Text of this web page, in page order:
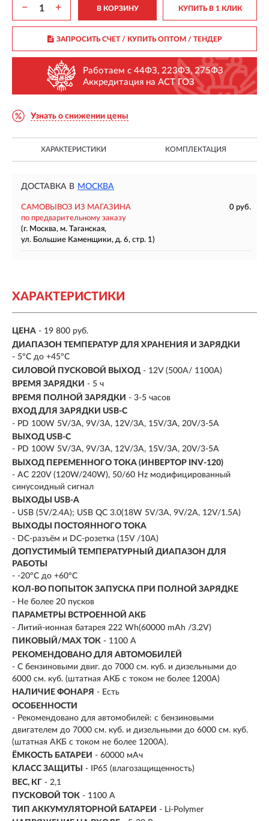
− + В КОРЗИНУ КУПИТЬ В 1 КЛИК
ЗАПРОСИТЬ СЧЕТ / КУПИТЬ ОПТОМ/ ТЕНДЕР
Работаем с 44ФЗ, 223ФЗ, 275ФЗ
Аккредитация на АСТ ГОЗ
Узнать о снижении цены
ХАРАКТЕРИСТИКИ КОМПЛЕКТАЦИЯ
ДОСТАВКА В МОСКВА
САМОВЫВОЗ ИЗ МАГАЗИНА
0 руб.
по предварительному заказу
(г. Москва, м. Таганская,
ул. Большие Каменщики, д. 6, стр. 1)
ХАРАКТЕРИСТИКИ
ЦЕНА - 19 800 руб.
ДИАПАЗОН ТЕМПЕРАТУР ДЛЯ ХРАНЕНИЯ И ЗАРЯДКИ
- 5ºС до +45ºС
CИЛОВОЙ ПУСКОВОЙ ВЫХОД - 12V (500A/ 1100A)
ВРЕМЯ ЗАРЯДКИ - 5 ч
ВРЕМЯ ПОЛНОЙ ЗАРЯДКИ - 3-5 часов
ВХОД ДЛЯ ЗАРЯДКИ USB-C
- PD 100W 5V/3A, 9V/3A, 12V/3A, 15V/3A, 20V/3-5A
ВЫХОД USB-С
- PD 100W 5V/3A, 9V/3A, 12V/3A, 15V/3A, 20V/3-5A
ВЫХОД ПЕРЕМЕННОГО ТОКА (ИНВЕРТОР INV-120)
- AC 220V (120W/240W), 50/60 Hz модифицированный
синусоидный сигнал
ВЫХОДЫ USB-A
- USB (5V/2.4A); USB QC 3.0(18W 5V/3А, 9V/2A, 12V/1.5A)
ВЫХОДЫ ПОСТОЯННОГО ТОКА
- DC-разъём и DС-розетка (15V /10A)
ДОПУСТИМЫЙ ТЕМПЕРАТУРНЫЙ ДИАПАЗОН ДЛЯ
РАБОТЫ
- -20ºС до +60ºС
КОЛ-ВО ПОПЫТОК ЗАПУСКА ПРИ ПОЛНОЙ ЗАРЯДКЕ
- Не более 20 пусков
ПАРАМЕТРЫ ВСТРОЕННОЙ АКБ
- Литий-ионная батарея 222 Wh(60000 mAh /3.2V)
ПИКОВЫЙ/MAX ТОК - 1100 A
РЕКОМЕНДОВАНО ДЛЯ АВТОМОБИЛЕЙ
- С бензиновыми двиг. до 7000 см. куб. и дизельными до
6000 см. куб. (штатная АКБ с током не более 1200A)
НАЛИЧИЕ ФОНАРЯ - Есть
ОСОБЕННОСТИ
- Рекомендовано для автомобилей: с бензиновыми
двигателем до 7000 см. куб. и дизельными до 6000 см. куб.
(штатная АКБ с током не более 1200A).
ЁМКОСТЬ БАТАРЕИ - 60000 мAч
КЛАСС ЗАЩИТЫ
- IP65 (влагозащищенность)
ВЕС, КГ - 2,1
ПУСКОВОЙ ТОК - 1100 A
ТИП АККУМУЛЯТОРНОЙ БАТАРЕИ - Li-Polymer